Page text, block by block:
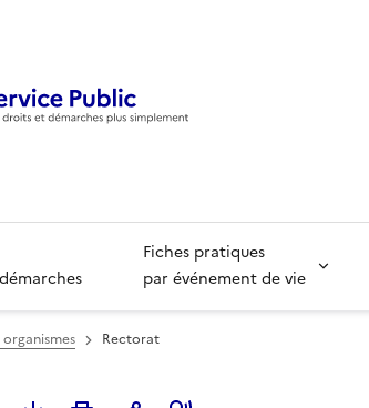
Fiches pratiques
par événement de vie
organismes Rectorat